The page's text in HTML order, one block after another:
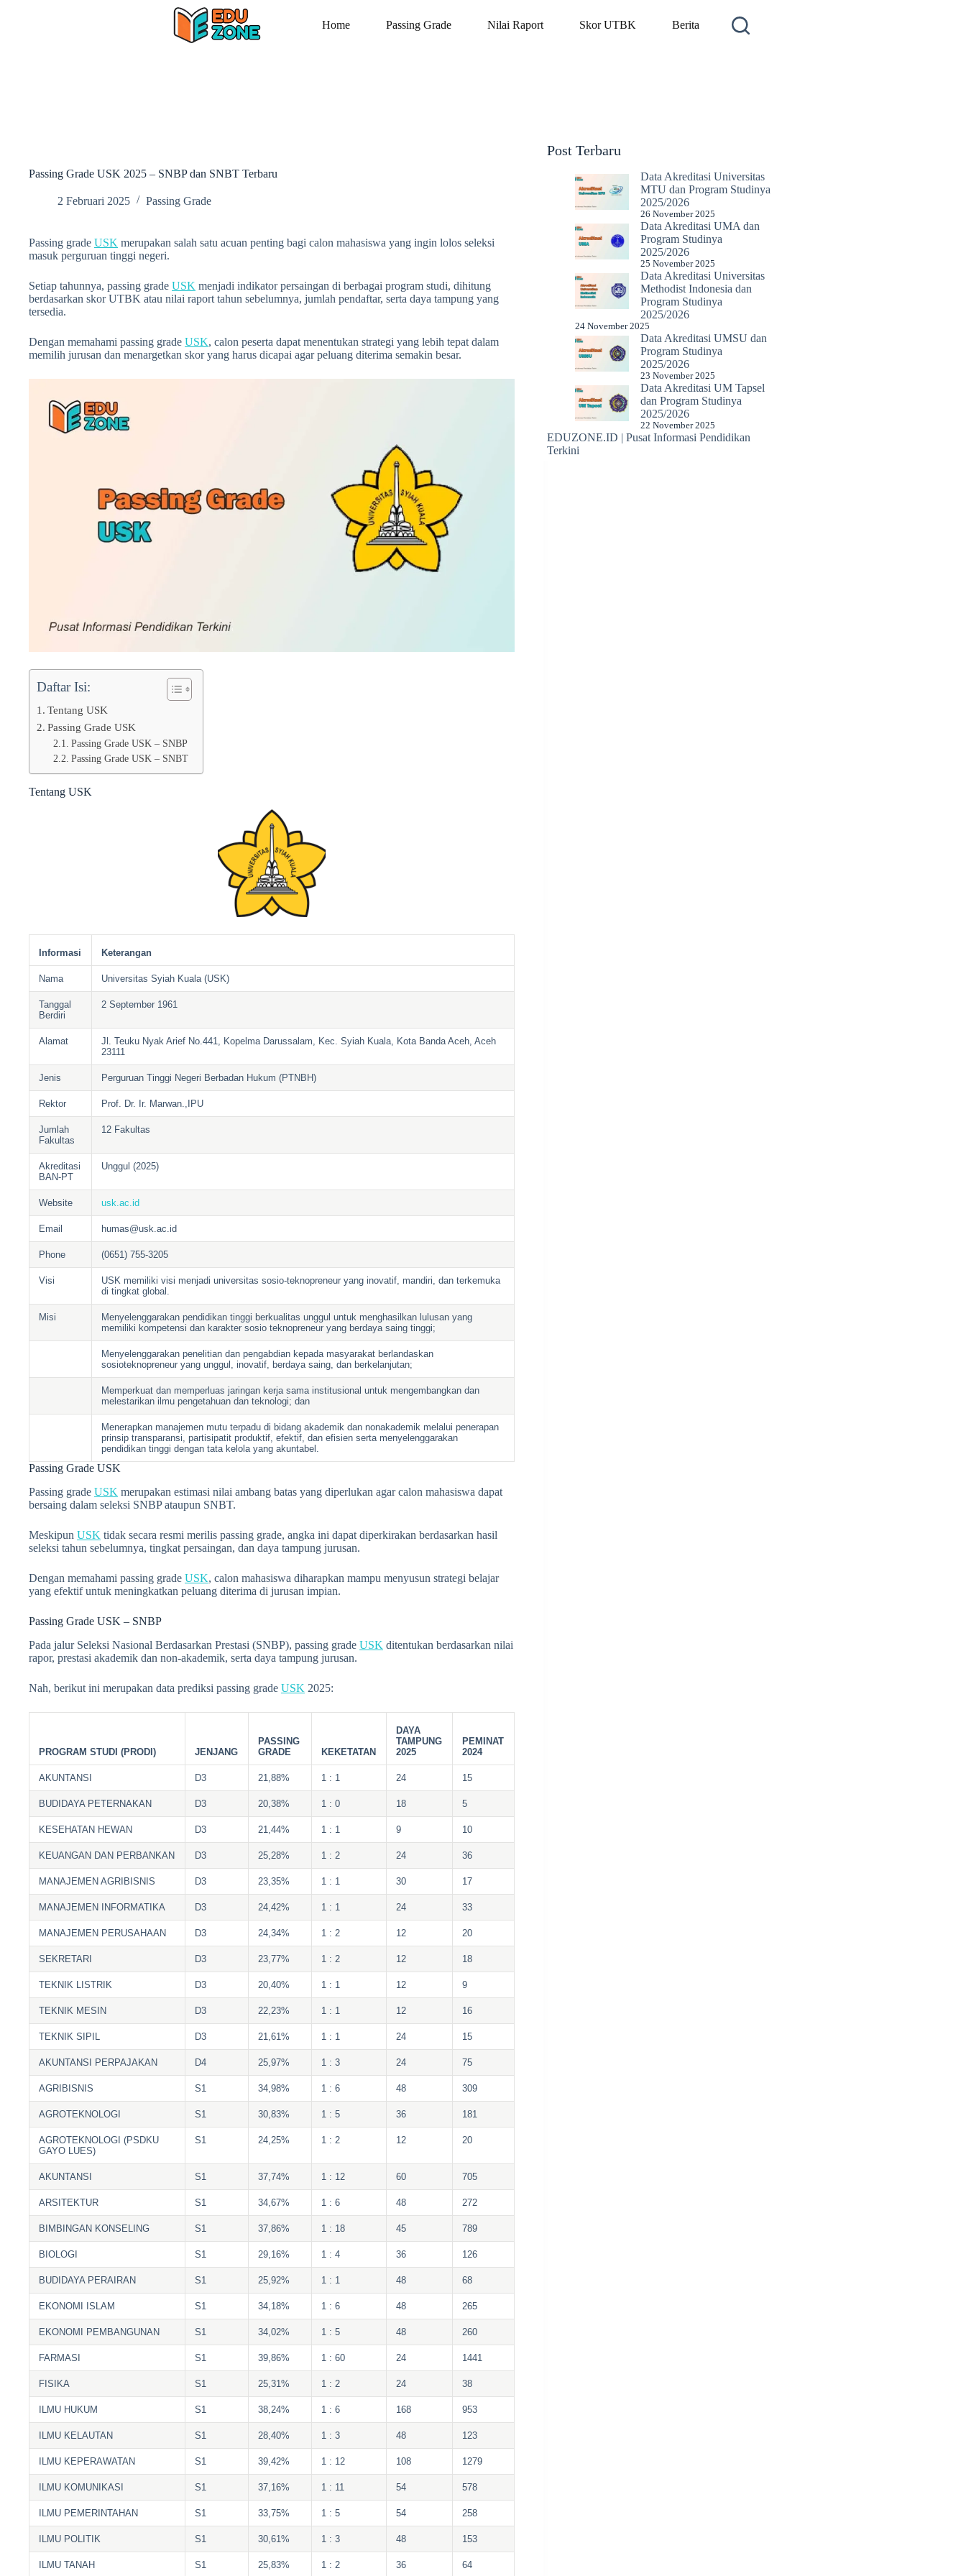
Home Passing Grade Nilai Raport Skor UTBK Berita
Passing Grade USK 2025 – SNBP dan SNBT Terbaru
2 Februari 2025 Passing Grade
Passing grade USK merupakan salah satu acuan penting bagi calon mahasiswa yang ingin lolos seleksi
masuk perguruan tinggi negeri.
Setiap tahunnya, passing grade USK menjadi indikator persaingan di berbagai program studi, dihitung
berdasarkan skor UTBK atau nilai raport tahun sebelumnya, jumlah pendaftar, serta daya tampung yang
tersedia.
Dengan memahami passing grade USK, calon peserta dapat menentukan strategi yang lebih tepat dalam
memilih jurusan dan menargetkan skor yang harus dicapai agar peluang diterima semakin besar.
Daftar Isi:
Tentang USK
Passing Grade USK
Passing Grade USK – SNBP
Passing Grade USK – SNBT
Tentang USK
Informasi Keterangan
Nama Universitas Syiah Kuala (USK)
Tanggal
Berdiri
2 September 1961
Alamat
Jl. Teuku Nyak Arief No.441, Kopelma Darussalam, Kec. Syiah Kuala, Kota Banda Aceh, Aceh
23111
Jenis Perguruan Tinggi Negeri Berbadan Hukum (PTNBH)
Rektor Prof. Dr. Ir. Marwan.,IPU
Jumlah
Fakultas
12 Fakultas
Akreditasi
BAN-PT
Unggul (2025)
Website usk.ac.id
Email humas@usk.ac.id
Phone (0651) 755-3205
Visi
USK memiliki visi menjadi universitas sosio-teknopreneur yang inovatif, mandiri, dan terkemuka
di tingkat global.
Misi
Menyelenggarakan pendidikan tinggi berkualitas unggul untuk menghasilkan lulusan yang
memiliki kompetensi dan karakter sosio teknopreneur yang berdaya saing tinggi;
Menyelenggarakan penelitian dan pengabdian kepada masyarakat berlandaskan
sosioteknopreneur yang unggul, inovatif, berdaya saing, dan berkelanjutan;
Memperkuat dan memperluas jaringan kerja sama institusional untuk mengembangkan dan
melestarikan ilmu pengetahuan dan teknologi; dan
Menerapkan manajemen mutu terpadu di bidang akademik dan nonakademik melalui penerapan
prinsip transparansi, partisipatit produktif, efektif, dan efisien serta menyelenggarakan
pendidikan tinggi dengan tata kelola yang akuntabel.
Passing Grade USK
Passing grade USK merupakan estimasi nilai ambang batas yang diperlukan agar calon mahasiswa dapat
bersaing dalam seleksi SNBP ataupun SNBT.
Meskipun USK tidak secara resmi merilis passing grade, angka ini dapat diperkirakan berdasarkan hasil
seleksi tahun sebelumnya, tingkat persaingan, dan daya tampung jurusan.
Dengan memahami passing grade USK, calon mahasiswa diharapkan mampu menyusun strategi belajar
yang efektif untuk meningkatkan peluang diterima di jurusan impian.
Passing Grade USK – SNBP
Pada jalur Seleksi Nasional Berdasarkan Prestasi (SNBP), passing grade USK ditentukan berdasarkan nilai
rapor, prestasi akademik dan non-akademik, serta daya tampung jurusan.
Nah, berikut ini merupakan data prediksi passing grade USK 2025:
PROGRAM STUDI (PRODI) JENJANG
PASSING
GRADE
KEKETATAN
DAYA
TAMPUNG
2025
PEMINAT
2024
AKUNTANSI D3 21,88% 1 : 1 24 15
BUDIDAYA PETERNAKAN D3 20,38% 1 : 0 18 5
KESEHATAN HEWAN D3 21,44% 1 : 1 9 10
KEUANGAN DAN PERBANKAN D3 25,28% 1 : 2 24 36
MANAJEMEN AGRIBISNIS D3 23,35% 1 : 1 30 17
MANAJEMEN INFORMATIKA D3 24,42% 1 : 1 24 33
MANAJEMEN PERUSAHAAN D3 24,34% 1 : 2 12 20
SEKRETARI D3 23,77% 1 : 2 12 18
TEKNIK LISTRIK D3 20,40% 1 : 1 12 9
TEKNIK MESIN D3 22,23% 1 : 1 12 16
TEKNIK SIPIL D3 21,61% 1 : 1 24 15
AKUNTANSI PERPAJAKAN D4 25,97% 1 : 3 24 75
AGRIBISNIS S1 34,98% 1 : 6 48 309
AGROTEKNOLOGI S1 30,83% 1 : 5 36 181
AGROTEKNOLOGI (PSDKU
GAYO LUES)
S1 24,25% 1 : 2 12 20
AKUNTANSI S1 37,74% 1 : 12 60 705
ARSITEKTUR S1 34,67% 1 : 6 48 272
BIMBINGAN KONSELING S1 37,86% 1 : 18 45 789
BIOLOGI S1 29,16% 1 : 4 36 126
BUDIDAYA PERAIRAN S1 25,92% 1 : 1 48 68
EKONOMI ISLAM S1 34,18% 1 : 6 48 265
EKONOMI PEMBANGUNAN S1 34,02% 1 : 5 48 260
FARMASI S1 39,86% 1 : 60 24 1441
FISIKA S1 25,31% 1 : 2 24 38
ILMU HUKUM S1 38,24% 1 : 6 168 953
ILMU KELAUTAN S1 28,40% 1 : 3 48 123
ILMU KEPERAWATAN S1 39,42% 1 : 12 108 1279
ILMU KOMUNIKASI S1 37,16% 1 : 11 54 578
ILMU PEMERINTAHAN S1 33,75% 1 : 5 54 258
ILMU POLITIK S1 30,61% 1 : 3 48 153
ILMU TANAH S1 25,83% 1 : 2 36 64
Post Terbaru
Data Akreditasi Universitas
MTU dan Program Studinya
2025/2026
26 November 2025
Data Akreditasi UMA dan
Program Studinya
2025/2026
25 November 2025
Data Akreditasi Universitas
Methodist Indonesia dan
Program Studinya
2025/2026
24 November 2025
Data Akreditasi UMSU dan
Program Studinya
2025/2026
23 November 2025
Data Akreditasi UM Tapsel
dan Program Studinya
2025/2026
22 November 2025
EDUZONE.ID | Pusat Informasi Pendidikan
Terkini